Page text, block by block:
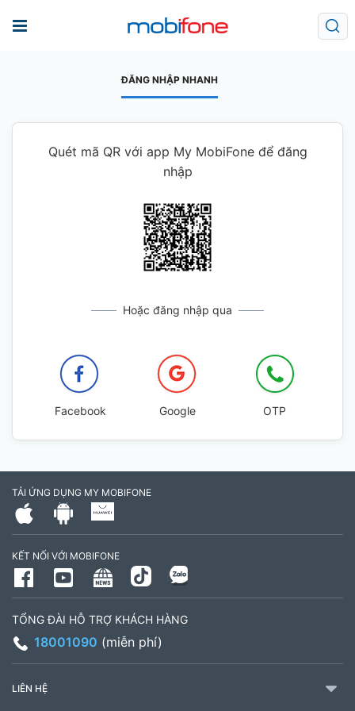
ĐĂNG NHẬP NHANH
Quét mã QR với app My MobiFone để đăng
nhập
Hoặc đăng nhập qua
Facebook Google OTP
TẢI ỨNG DỤNG MY MOBIFONE
KẾT NỐI VỚI MOBIFONE
TỔNG ĐÀI HỖ TRỢ KHÁCH HÀNG
18001090 (miễn phí)
LIÊN HỆ